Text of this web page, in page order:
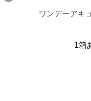
ワンデーアキ
1箱